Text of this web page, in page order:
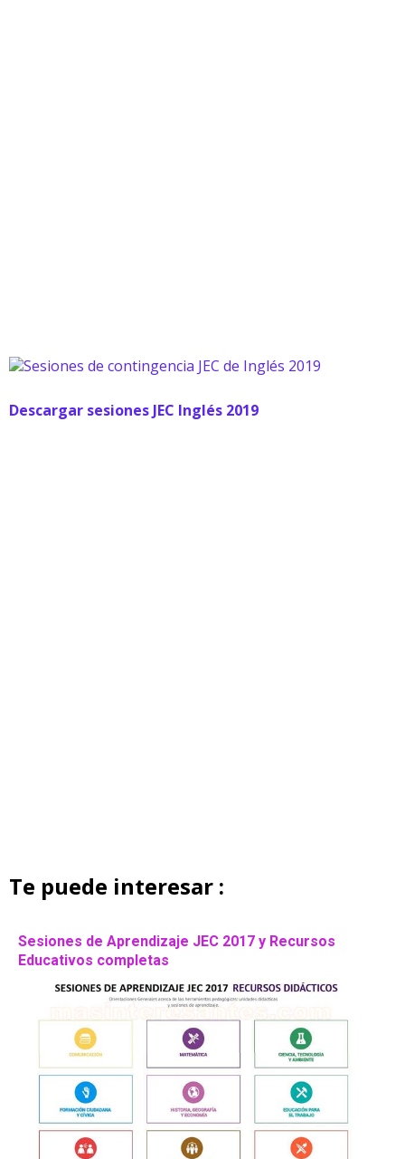
Descargar sesiones JEC Inglés 2019
Te puede interesar :
Sesiones de Aprendizaje JEC 2017 y Recursos
Educativos completas